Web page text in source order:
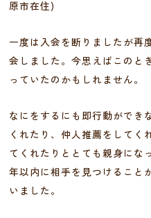
原市在住)
一度は入会を断りましたが再
会しました。今思えばこのと
っていたのかもしれません。
なにをするにも即行動ができ
くれたり、仲人推薦をしてく
てくれたりととても親身にな
年以内に相手を見つけること
いました。